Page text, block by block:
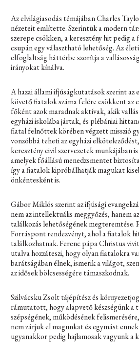
Az elvilágiasodás témájában Charles
nézeteit említette. Szerintük a modern
szerepe csökken, a keresztény hit pedig a
csupán egy választható lehetőség. Az
elfoglaltság háttérbe szorítja a
irányokat kínálva.
A hazai állami ifjúságkutatások szerint az
követő fiatalok száma felére csökkent az
főként azok maradnak aktívak, akik
egyházi iskolába jártak, és plébániai
fiatal felnőttek körében végzett misszió
vonzóbbá teheti az egyházi
keresztény civil szervezetek munkájában
amelyek főállású menedzsmentet
így a fiatalok kipróbálhatják magukat
önkéntesként is.
Gábor Miklós szerint az ifjúsági
nem az intellektuális meggyőzés, hanem
találkozás lehetőségének megteremtése.
Forráspont rendezvényt, ahol a fiatalok
találkozhatnak. Ferenc pápa Christus
utalva hozzáteszi, hogy olyan fiatalokra
barátságában élnek, ismerik a világot,
az idősek bölcsességére támaszkodnak.
Szilvácsku Zsolt tájépítész és
rámutatott, hogy alapvető készségünk a
szépségének, működésének
nem zárjuk el magunkat és egymást
ugyanakkor pedig hajlamosak vagyunk a